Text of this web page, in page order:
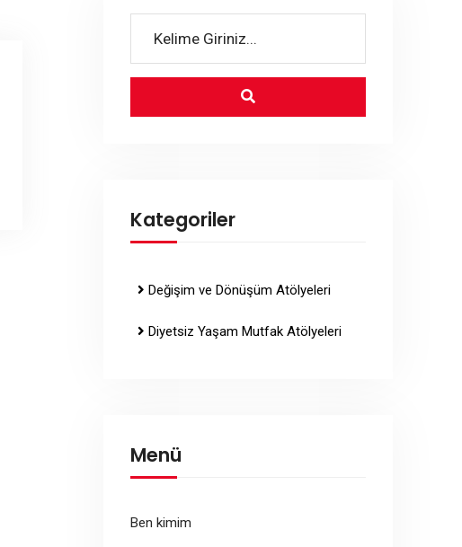
Kategoriler
Değişim ve Dönüşüm Atölyeleri
Diyetsiz Yaşam Mutfak Atölyeleri
Menü
Ben kimim